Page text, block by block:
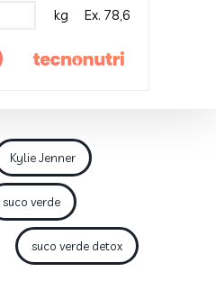
kg Ex. 78,6
Kylie Jenner
suco verde
suco verde detox